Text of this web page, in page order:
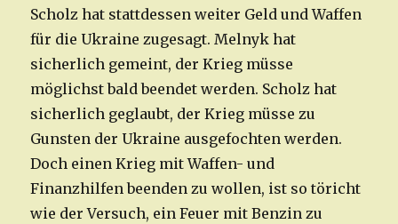
Scholz hat stattdessen weiter Geld und Waffen
für die Ukraine zugesagt. Melnyk hat
sicherlich gemeint, der Krieg müsse
möglichst bald beendet werden. Scholz hat
sicherlich geglaubt, der Krieg müsse zu
Gunsten der Ukraine ausgefochten werden.
Doch einen Krieg mit Waffen- und
Finanzhilfen beenden zu wollen, ist so töricht
wie der Versuch, ein Feuer mit Benzin zu